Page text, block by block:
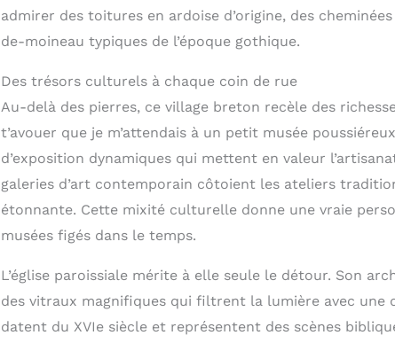
admirer des toitures en ardoise d’origine, des
de-moineau typiques de l’époque gothique.
Des trésors culturels à chaque coin de rue
Au-delà des pierres, ce village breton recèle des
t’avouer que je m’attendais à un petit musée
d’exposition dynamiques qui mettent en valeur
galeries d’art contemporain côtoient les ateliers
étonnante. Cette mixité culturelle donne une vraie
musées figés dans le temps.
L’église paroissiale mérite à elle seule le détour. Son
des vitraux magnifiques qui filtrent la lumière avec une
datent du XVIe siècle et représentent des scènes